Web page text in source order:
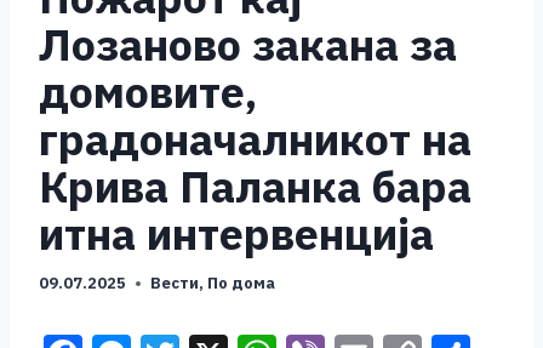
Лозаново закана за
домовите,
градоначалникот на
Крива Паланка бара
итна интервенција
09.07.2025 Вести, По дома